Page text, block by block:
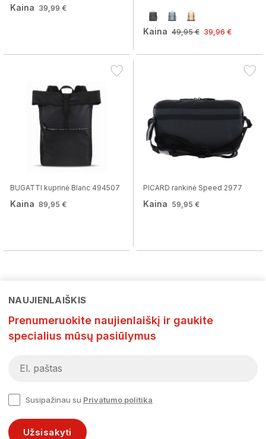
Kaina 39,99 €
Kaina 49,95 € 39,96 €
BUGATTI kuprinė Blanc 494507
Kaina 89,95 €
PICARD rankinė Speed 2977
Kaina 59,95 €
NAUJIENLAIŠKIS
Prenumeruokite naujienlaiškį ir gaukite
specialius mūsų pasiūlymus
Susipažinau su Privatumo politika
Užsisakyti